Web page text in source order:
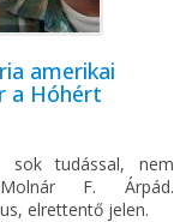
amerikai
a Hóhért
sok tudással, nem
F. Árpád.
elrettentő jelen.